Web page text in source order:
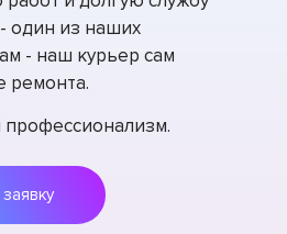
один из наших
- наш курьер сам
ремонта.
профессионализм.
Оставить заявку